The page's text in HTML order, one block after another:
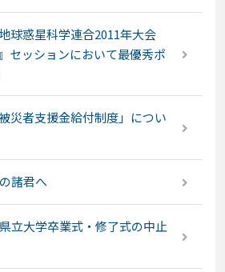
球惑星科学連合2011年大会
セッションにおいて最優秀ポ
災者支援金給付制度」につい
諸君へ
立大学卒業式・修了式の中止